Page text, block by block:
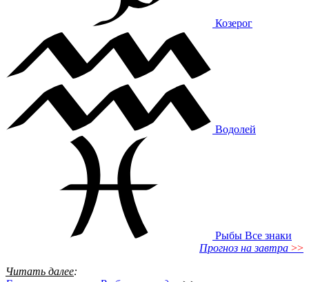
Козерог
Водолей
Рыбы Все знаки
Прогноз на завтра >>
Читать далее: